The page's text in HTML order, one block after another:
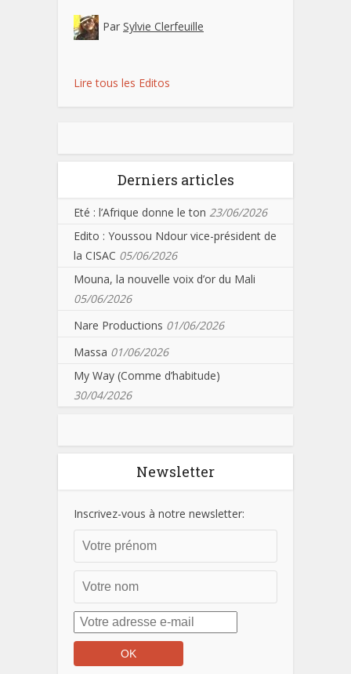
Par Sylvie Clerfeuille
Lire tous les Editos
Derniers articles
Eté : l’Afrique donne le ton 23/06/2026
Edito : Youssou Ndour vice-président de
la CISAC 05/06/2026
Mouna, la nouvelle voix d’or du Mali
05/06/2026
Nare Productions 01/06/2026
Massa 01/06/2026
My Way (Comme d’habitude)
30/04/2026
Newsletter
Inscrivez-vous à notre newsletter: